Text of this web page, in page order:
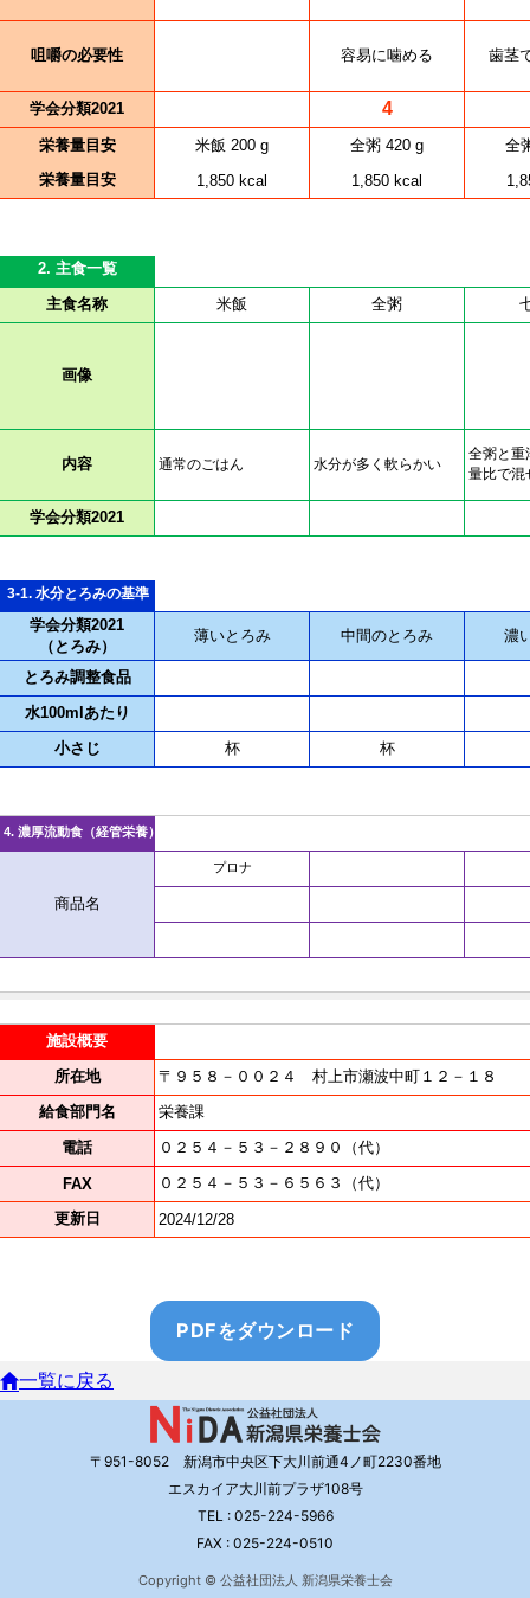
PDFをダウンロード
一覧に戻る
〒951-8052 新潟市中央区下大川前通4ノ町2230番地
エスカイア大川前プラザ108号
TEL : 025-224-5966
FAX : 025-224-0510
Copyright © 公益社団法人 新潟県栄養士会